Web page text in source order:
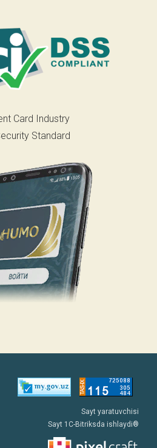
Card Industry
Standard
Sayt yaratuvchisi
Sayt 1C-Bitriksda ishlaydi®